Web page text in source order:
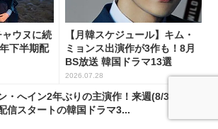
ウヌに続
下半期配
【月韓スケジュール】キム・
ミョンス出演作が3作も！8月
BS放送 韓国ドラマ13選
2026.07.28
・へイン2年ぶりの主演作！来週(8/3～)
信スタートの韓国ドラマ3...